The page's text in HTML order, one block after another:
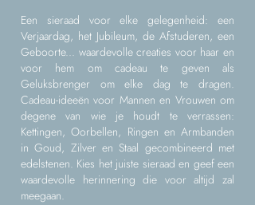
Een sieraad voor elke gelegenheid: een
Verjaardag, het Jubileum, de Afstuderen, een
Geboorte... waardevolle creaties voor haar en
voor hem om cadeau te geven als
Geluksbrenger om elke dag te dragen.
Cadeau-ideeën voor Mannen en Vrouwen om
degene van wie je houdt te verrassen:
Kettingen, Oorbellen, Ringen en Armbanden
in Goud, Zilver en Staal gecombineerd met
edelstenen. Kies het juiste sieraad en geef een
waardevolle herinnering die voor altijd zal
meegaan.